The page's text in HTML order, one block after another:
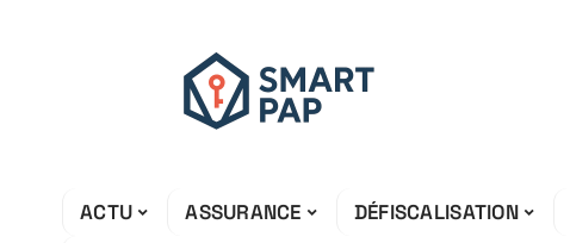
ACTU ASSURANCE DÉFISCALISATION